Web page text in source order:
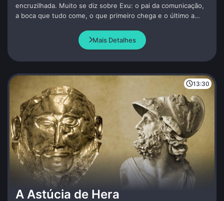
encruzilhada. Muito se diz sobre Exu: o pai da comunicação,
a boca que tudo come, o que primeiro chega e o último a
com Exu que o povo nagô busca força para compreender as
questões humanas e não humanas, que forma o arquétipo
Mais Detalhes
13:30
A Astúcia de Hera